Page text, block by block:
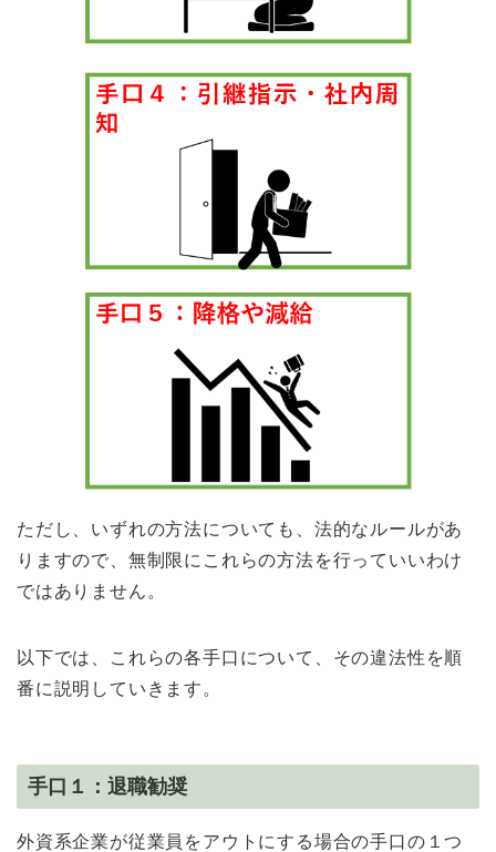
ただし、いずれの方法についても、法的なルールがあ
りますので、無制限にこれらの方法を行っていいわけ
ではありません。
以下では、これらの各手口について、その違法性を順
番に説明していきます。
手口１：退職勧奨
外資系企業が従業員をアウトにする場合の手口の１つ